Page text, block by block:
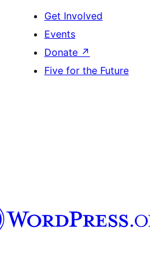
Get Involved
Events
Donate ↗
Five for the Future